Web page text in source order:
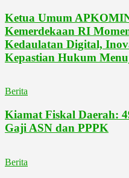
Ketua Umum
Kemerdekaan RI
Kedaulatan Digital,
Kepastian Hukum
Berita
Kiamat Fiskal Daerah:
Gaji ASN dan PPPK
Berita